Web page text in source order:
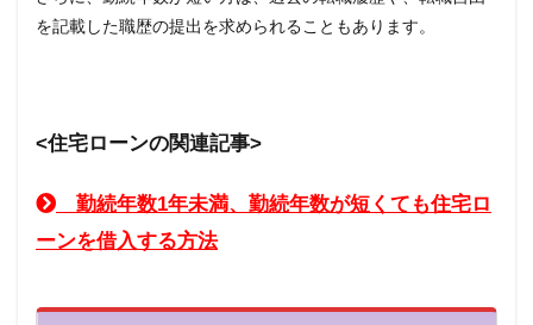
を記載した職歴の提出を求められることもあります。
<住宅ローンの関連記事>
勤続年数1年未満、勤続年数が短くても住宅ロ
ーンを借入する方法